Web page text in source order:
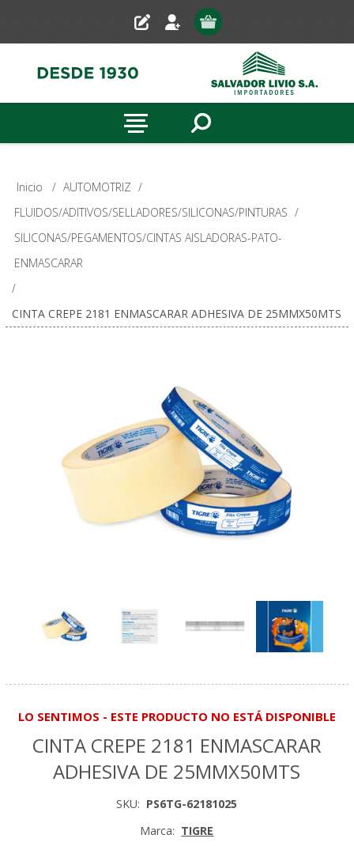
Inicio / AUTOMOTRIZ /
FLUIDOS/ADITIVOS/SELLADORES/SILICONAS/PINTURAS /
SILICONAS/PEGAMENTOS/CINTAS AISLADORAS-PATO-
ENMASCARAR
/
CINTA CREPE 2181 ENMASCARAR ADHESIVA DE 25MMX50MTS
LO SENTIMOS - ESTE PRODUCTO NO ESTÁ DISPONIBLE
CINTA CREPE 2181 ENMASCARAR
ADHESIVA DE 25MMX50MTS
SKU: PS6TG-62181025
Marca: TIGRE